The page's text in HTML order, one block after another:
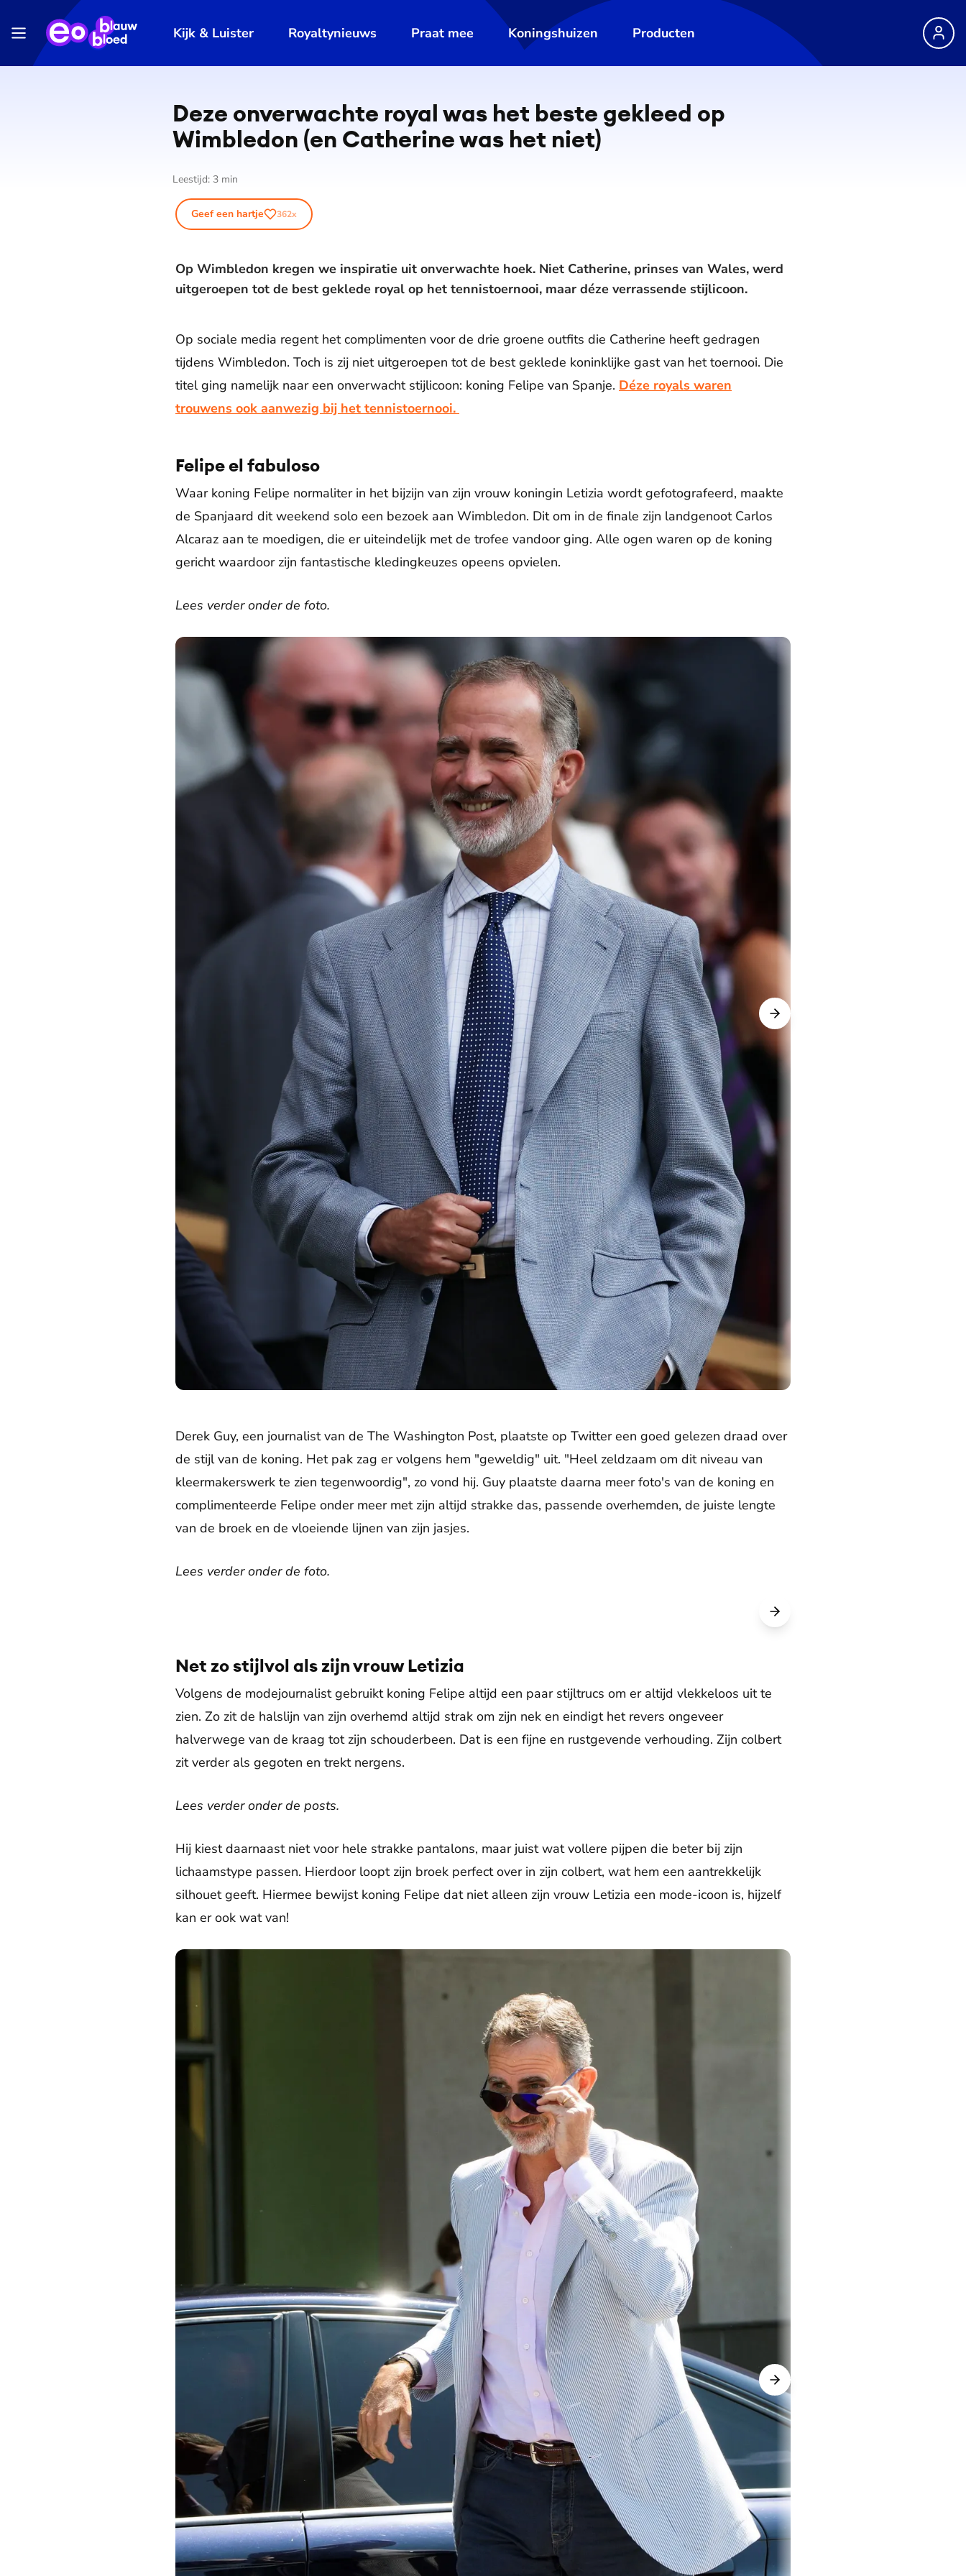
Kijk & Luister Royaltynieuws Praat mee Koningshuizen Producten
Deze onverwachte royal was het beste gekleed op
Wimbledon (en Catherine was het niet)
Leestijd: 3 min
Geef een hartje 362x
Op Wimbledon kregen we inspiratie uit onverwachte hoek. Niet Catherine, prinses van Wales, werd
uitgeroepen tot de best geklede royal op het tennistoernooi, maar déze verrassende stijlicoon.
Op sociale media regent het complimenten voor de drie groene outfits die Catherine heeft gedragen
tijdens Wimbledon. Toch is zij niet uitgeroepen tot de best geklede koninklijke gast van het toernooi. Die
titel ging namelijk naar een onverwacht stijlicoon: koning Felipe van Spanje. Déze royals waren
trouwens ook aanwezig bij het tennistoernooi.
Felipe el fabuloso
Waar koning Felipe normaliter in het bijzijn van zijn vrouw koningin Letizia wordt gefotografeerd, maakte
de Spanjaard dit weekend solo een bezoek aan Wimbledon. Dit om in de finale zijn landgenoot Carlos
Alcaraz aan te moedigen, die er uiteindelijk met de trofee vandoor ging. Alle ogen waren op de koning
gericht waardoor zijn fantastische kledingkeuzes opeens opvielen.
Lees verder onder de foto.
Derek Guy, een journalist van de The Washington Post, plaatste op Twitter een goed gelezen draad over
de stijl van de koning. Het pak zag er volgens hem "geweldig" uit. "Heel zeldzaam om dit niveau van
kleermakerswerk te zien tegenwoordig", zo vond hij. Guy plaatste daarna meer foto's van de koning en
complimenteerde Felipe onder meer met zijn altijd strakke das, passende overhemden, de juiste lengte
van de broek en de vloeiende lijnen van zijn jasjes.
Lees verder onder de foto.
Net zo stijlvol als zijn vrouw Letizia
Volgens de modejournalist gebruikt koning Felipe altijd een paar stijltrucs om er altijd vlekkeloos uit te
zien. Zo zit de halslijn van zijn overhemd altijd strak om zijn nek en eindigt het revers ongeveer
halverwege van de kraag tot zijn schouderbeen. Dat is een fijne en rustgevende verhouding. Zijn colbert
zit verder als gegoten en trekt nergens.
Lees verder onder de posts.
Hij kiest daarnaast niet voor hele strakke pantalons, maar juist wat vollere pijpen die beter bij zijn
lichaamstype passen. Hierdoor loopt zijn broek perfect over in zijn colbert, wat hem een aantrekkelijk
silhouet geeft. Hiermee bewijst koning Felipe dat niet alleen zijn vrouw Letizia een mode-icoon is, hijzelf
kan er ook wat van!